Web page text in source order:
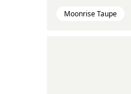
Moonrise Taupe